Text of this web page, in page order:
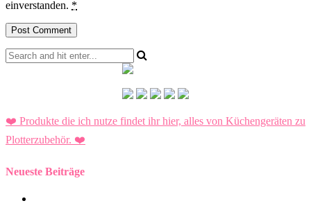
einverstanden. *
❤️ Produkte die ich nutze findet ihr hier, alles von Küchengeräten zu
Plotterzubehör. ❤️
Neueste Beiträge